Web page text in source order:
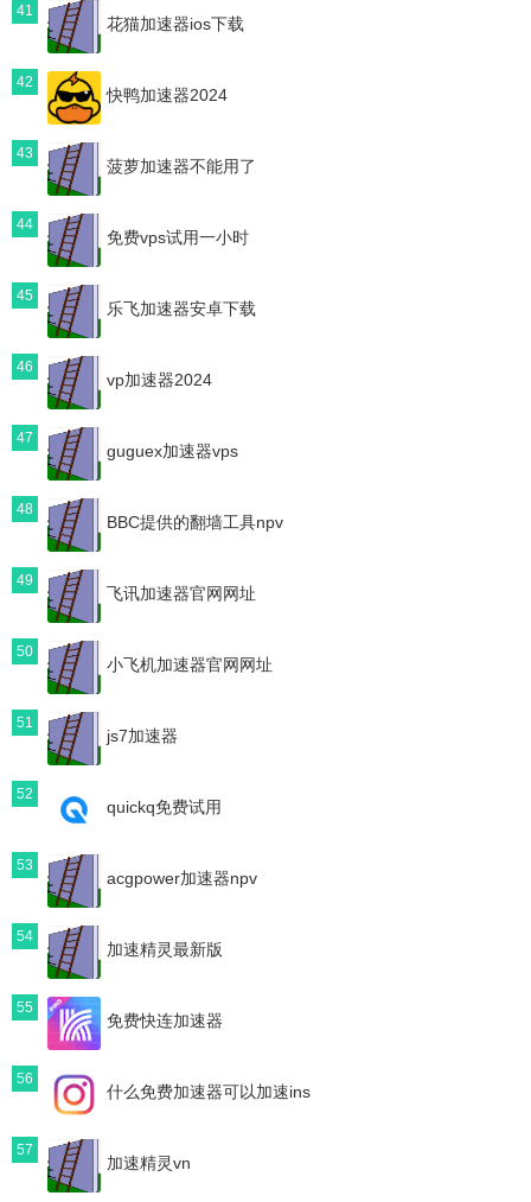
41
花猫加速器ios下载
42
快鸭加速器2024
43
菠萝加速器不能用了
44
免费vps试用一小时
45
乐飞加速器安卓下载
46
vp加速器2024
47
guguex加速器vps
48
BBC提供的翻墙工具npv
49
飞讯加速器官网网址
50
小飞机加速器官网网址
51
js7加速器
52
quickq免费试用
53
acgpower加速器npv
54
加速精灵最新版
55
免费快连加速器
56
什么免费加速器可以加速ins
57
加速精灵vn